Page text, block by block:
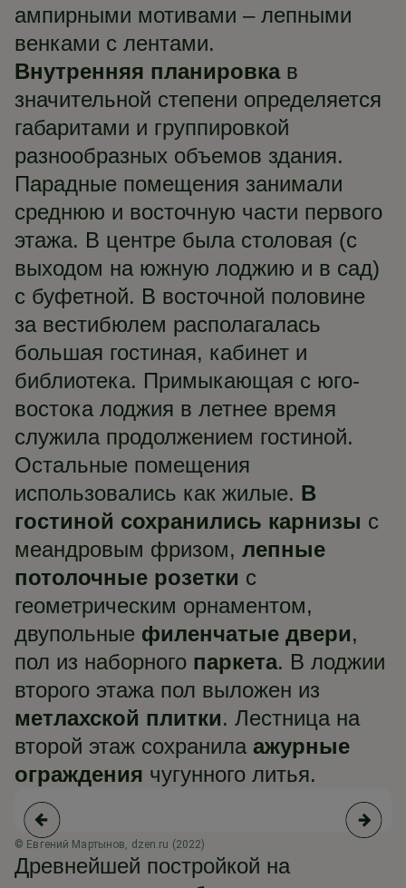
ампирными мотивами – лепными
венками с лентами.
Внутренняя планировкав
значительной степени определяется
габаритами и группировкой
разнообразных объемов здания.
Парадные помещения занимали
среднюю и восточную части первого
этажа. В центре была столовая (с
выходом на южную лоджию и в сад)
с буфетной. В восточной половине
за вестибюлем располагалась
большая гостиная, кабинет и
библиотека. Примыкающая с юго-
востока лоджия в летнее время
служила продолжением гостиной.
Остальные помещения
использовались как жилые. В
гостиной сохранились карнизы с
меандровым фризом, лепные
потолочные розетки с
геометрическим орнаментом,
двупольные филенчатые двери,
пол из наборного паркета. В лоджии
второго этажа пол выложен из
метлахской плитки. Лестница на
второй этаж сохранила ажурные
ограждения чугунного литья.
© Евгений Мартынов, dzen.ru (2022)
Древнейшей постройкой на